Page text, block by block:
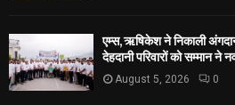
एम्स, ऋषिकेश ने निकाली
देहदानी परिवारों को सम्मान ने
August 5, 2026 0